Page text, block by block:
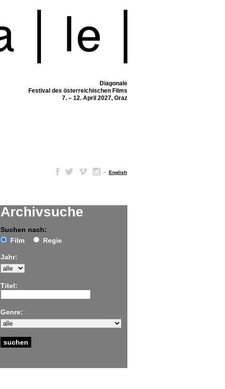
Diagonale
Festival des österreichischen Films
7. – 12. April 2027, Graz
– English
Archivsuche
Suchen nach:
Film
Regie
Jahr:
Titel:
Genre: